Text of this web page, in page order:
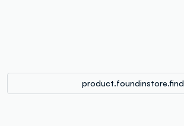
product.foundinstore.find